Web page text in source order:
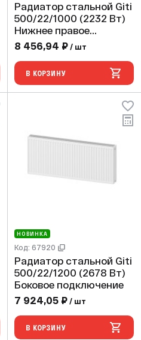
Радиатор стальной Giti
500/22/1000 (2232 Вт)
Нижнее правое
подключение
8 456,94 ₽ / шт
В КОРЗИНУ
НОВИНКА
Код: 67920
Радиатор стальной Giti
500/22/1200 (2678 Вт)
Боковое подключение
7 924,05 ₽ / шт
В КОРЗИНУ